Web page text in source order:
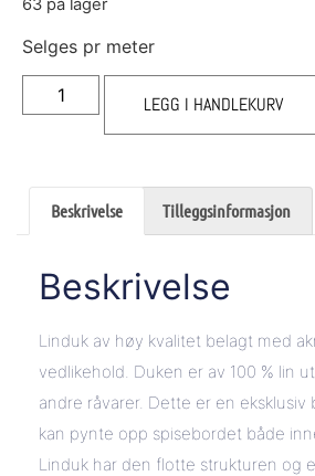
63 på lager
Selges pr meter
LEGG I HANDLEKURV
Beskrivelse Tilleggsinformasjon
Beskrivelse
Linduk av høy kvalitet belagt med
vedlikehold. Duken er av 100 % lin
andre råvarer. Dette er en eksklusiv
kan pynte opp spisebordet både
Linduk har den flotte strukturen og